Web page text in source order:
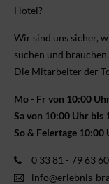
Hotel?
Wir sind uns sicher,
suchen und
Die Mitarbeiter der
Mo - Fr von 10:00
Sa von 10:00 Uhr bis
So & Feiertage 10:00
0 33 81 - 79 63 60
info@erlebnis-